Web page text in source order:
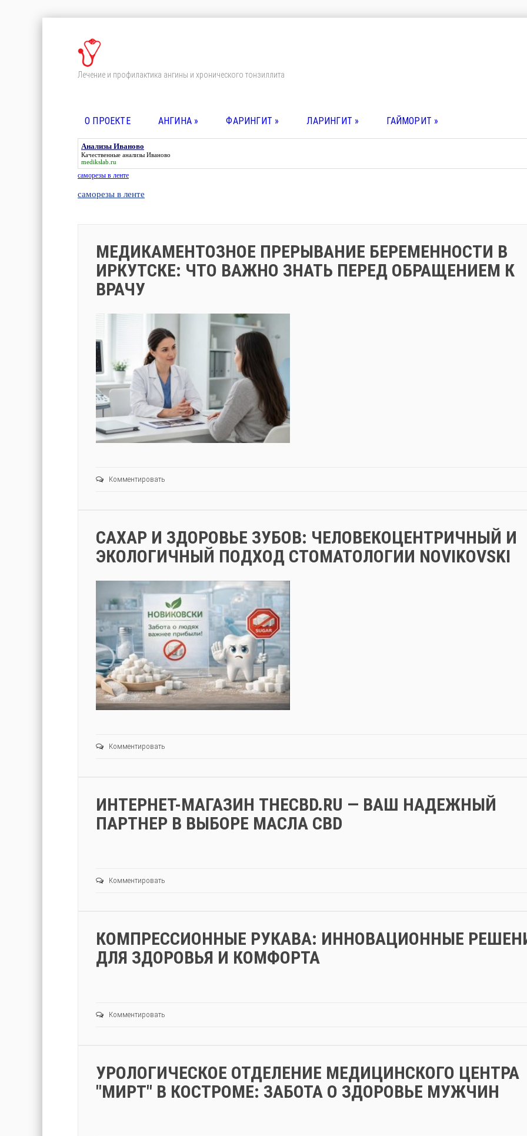
Лечение и профилактика ангины и хронического тонзиллита
О ПРОЕКТЕ АНГИНА » ФАРИНГИТ » ЛАРИНГИТ » ГАЙМОРИТ »
Анализы Иваново
Качественные анализы Иваново
medikslab.ru
саморезы в ленте
саморезы в ленте
МЕДИКАМЕНТОЗНОЕ ПРЕРЫВАНИЕ БЕРЕМЕННОСТИ В
ИРКУТСКЕ: ЧТО ВАЖНО ЗНАТЬ ПЕРЕД ОБРАЩЕНИЕМ К
ВРАЧУ
Комментировать
САХАР И ЗДОРОВЬЕ ЗУБОВ: ЧЕЛОВЕКОЦЕНТРИЧНЫЙ И
ЭКОЛОГИЧНЫЙ ПОДХОД СТОМАТОЛОГИИ NOVIKOVSKI
Комментировать
ИНТЕРНЕТ-МАГАЗИН THECBD.RU — ВАШ НАДЕЖНЫЙ
ПАРТНЕР В ВЫБОРЕ МАСЛА CBD
Комментировать
КОМПРЕССИОННЫЕ РУКАВА: ИННОВАЦИОННЫЕ
ДЛЯ ЗДОРОВЬЯ И КОМФОРТА
Комментировать
УРОЛОГИЧЕСКОЕ ОТДЕЛЕНИЕ МЕДИЦИНСКОГО ЦЕНТРА
"МИРТ" В КОСТРОМЕ: ЗАБОТА О ЗДОРОВЬЕ МУЖЧИН